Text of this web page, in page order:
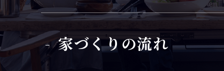
家づくりの流れ